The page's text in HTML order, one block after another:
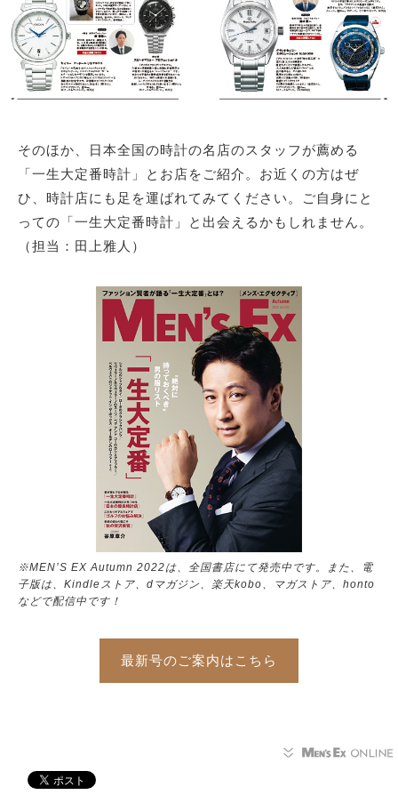
そのほか、日本全国の時計の名店のスタッフが薦める
「一生大定番時計」とお店をご紹介。お近くの方はぜ
ひ、時計店にも足を運ばれてみてください。ご自身にと
っての「一生大定番時計」と出会えるかもしれません。
（担当：田上雅人）
※MEN’S EX Autumn 2022は、全国書店にて発売中です。また、電
子版は、Kindleストア、dマガジン、楽天kobo、マガストア、honto
などで配信中です！
最新号のご案内はこちら